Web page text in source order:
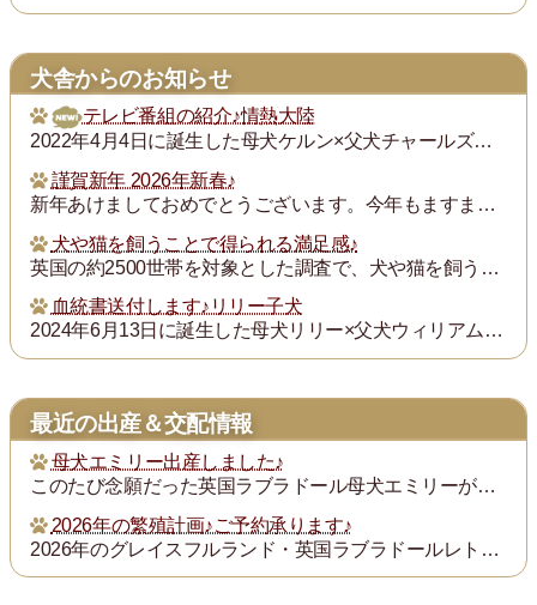
犬舎からのお知らせ
テレビ番組の紹介♪情熱大陸
2022年4月4日に誕生した母犬ケルン×父犬チャールズの子犬チャンプ君の飼い主の次田さんが「情熱大陸」という番組で紹介されます。グレイスフルランドの子犬の飼い主...
謹賀新年 2026年新春♪
新年あけましておめでとうございます。今年もますます御健勝のこととお慶び申し上げます。また昨年は格別のご厚誼にあずかり、厚く御礼申し上げます。
犬や猫を飼うことで得られる満足感♪
英国の約2500世帯を対象とした調査で、犬や猫を飼うことで得られる満足度は、年収が7万ポンド（約1300万円）増えるのと同じとされたそうです。犬猫を飼っている人...
血統書送付します♪リリー子犬
2024年6月13日に誕生した母犬リリー×父犬ウィリアム子犬のの血統書を飼い主の皆様にお送りいたします。
最近の出産＆交配情報
母犬エミリー出産しました♪
このたび念願だった英国ラブラドール母犬エミリーが2025年12月26日に出産しました。母犬エミリー×父犬ウィリアムは両親共に英国血統を受け継ぐ本場英国ラブドール...
2026年の繁殖計画♪ご予約承ります♪
2026年のグレイスフルランド・英国ラブラドールレトリバーの繁殖計画をご紹介いたします。ご希望の子犬を家族としてお引き取りになりたい方は、事前のご予約をお勧めし...